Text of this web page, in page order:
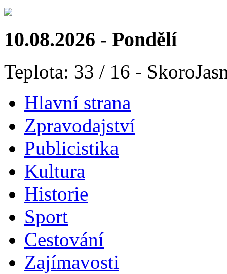
10.08.2026 - Pondělí
Teplota: 33 / 16 -
Hlavní strana
Zpravodajství
Publicistika
Kultura
Historie
Sport
Cestování
Zajímavosti